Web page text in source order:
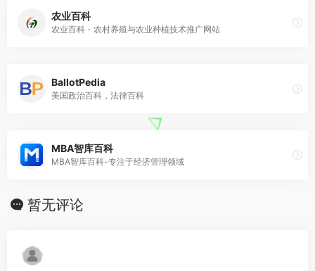
农业百科
农业百科 - 农村养殖与农业种植技术推广网站
BallotPedia
美国政治百科，法律百科
MBA智库百科
MBA智库百科-专注于经济管理领域
暂无评论